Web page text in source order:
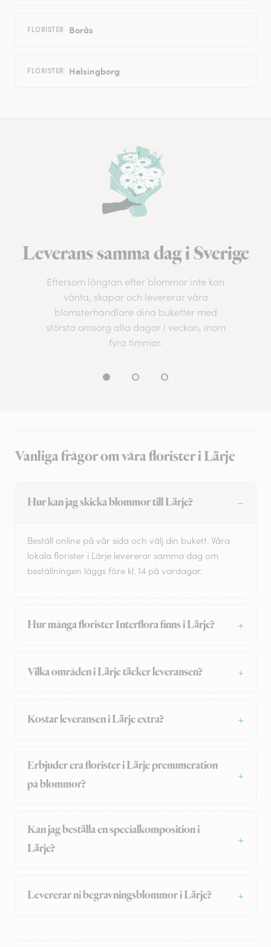
FLORISTER Borås
FLORISTER Helsingborg
Leverans samma dag i Sverige
Eftersom längtan efter blommor inte kan
vänta, skapar och levererar våra
blomsterhandlare dina buketter med
största omsorg alla dagar i veckan, inom
fyra timmar.
Vanliga frågor om våra florister i Lärje
Hur kan jag skicka blommor till Lärje?
Beställ online på vår sida och välj din bukett. Våra
lokala florister i Lärje levererar samma dag om
beställningen läggs före kl. 14 på vardagar.
Hur många florister Interflora finns i Lärje?
Vilka områden i Lärje täcker leveransen?
Kostar leveransen i Lärje extra?
Erbjuder era florister i Lärje prenumeration
på blommor?
Kan jag beställa en specialkomposition i
Lärje?
Levererar ni begravningsblommor i Lärje?